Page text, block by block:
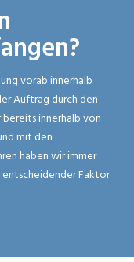
vorab innerhalb
Auftrag durch den
innerhalb von
mit den
haben wir immer
Faktor